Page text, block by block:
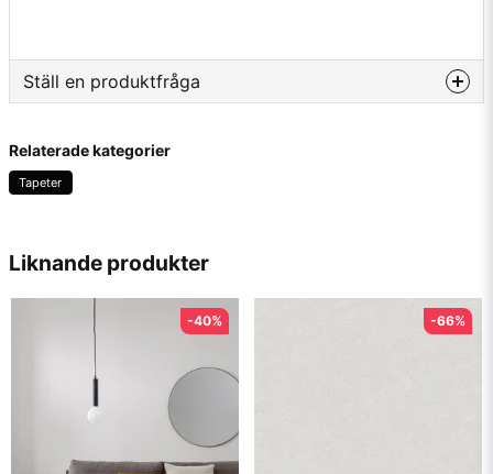
Liknande produkter
-40% -66%
Ställ en produktfråga
Fråga oss något om denna produkten...
Namn
Ja, ni får publicera min fråga
Relaterade kategorier
Tapeter